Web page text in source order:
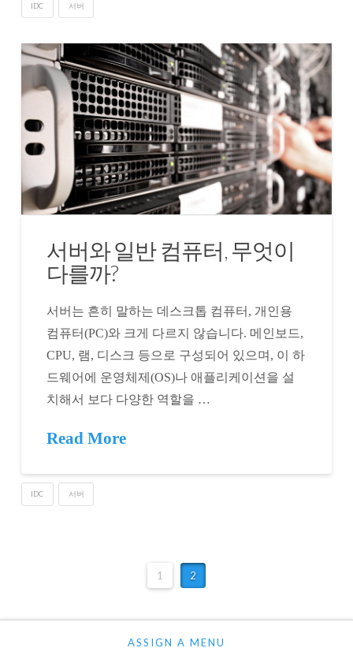
IDC 서버
서버와 일반 컴퓨터, 무엇이
다를까?
서버는 흔히 말하는 데스크톱 컴퓨터, 개인용
컴퓨터(PC)와 크게 다르지 않습니다. 메인보드,
CPU, 램, 디스크 등으로 구성되어 있으며, 이 하
드웨어에 운영체제(OS)나 애플리케이션을 설
치해서 보다 다양한 역할을 …
Read More
IDC 서버
1 2
ASSIGN A MENU